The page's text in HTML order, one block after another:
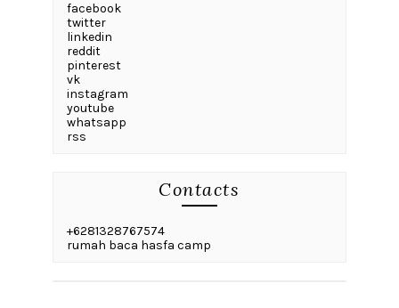
facebook
twitter
linkedin
reddit
pinterest
vk
instagram
youtube
whatsapp
rss
Contacts
+6281328767574
rumah baca hasfa camp